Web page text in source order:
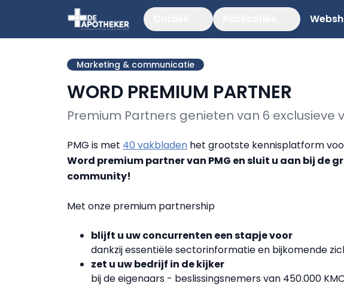
Marketing & communicatie
WORD PREMIUM PARTNER
Premium Partners genieten van 6 exclusieve
PMG is met 40 vakbladen het grootste kennisplatform
Word premium partner van PMG en sluit u aan bij de
community!
Met onze premium partnership
blijft u uw concurrenten een stapje voor
dankzij essentiële sectorinformatie en bijkomende
zet u uw bedrijf in de kijker
bij de eigenaars - beslissingsnemers van 450.000